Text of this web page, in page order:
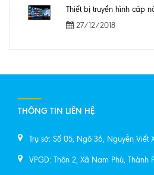
27/12/2018
THÔNG TIN LIÊN HỆ
Trụ sở: Số 05, Ngõ 36, Nguyễn Viết
VPGD: Thôn 2, Xã Nam Phù, Thành